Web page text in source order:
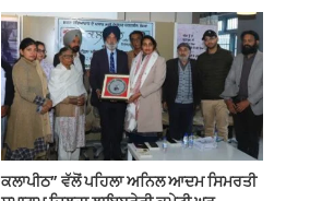
ਕਲਾਪੀਠ” ਵੱਲੋਂ ਪਹਿਲਾ ਅਨਿਲ ਆਦਮ ਸਿਮਰਤੀ